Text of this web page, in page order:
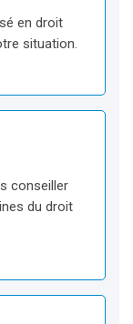
en droit
situation.
conseiller
du droit